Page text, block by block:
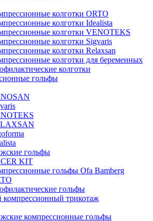
колготки ORTO
колготки Idealista
колготки VENOTEKS
колготки Sigvaris
колготки Relaxsan
колготки для беременных
колготки
гольфы
гольфы
KIT
гольфы Ofa Bamberg
гольфы
трикотаж
компрессионные гольфы